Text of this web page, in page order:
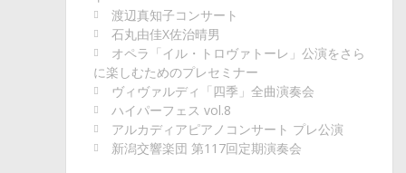
渡辺真知子コンサート
石丸由佳X佐治晴男
オペラ「イル・トロヴァトーレ」公演をさら
に楽しむためのプレセミナー
ヴィヴァルディ「四季」全曲演奏会
ハイパーフェス vol.8
アルカディアピアノコンサート プレ公演
新潟交響楽団 第117回定期演奏会